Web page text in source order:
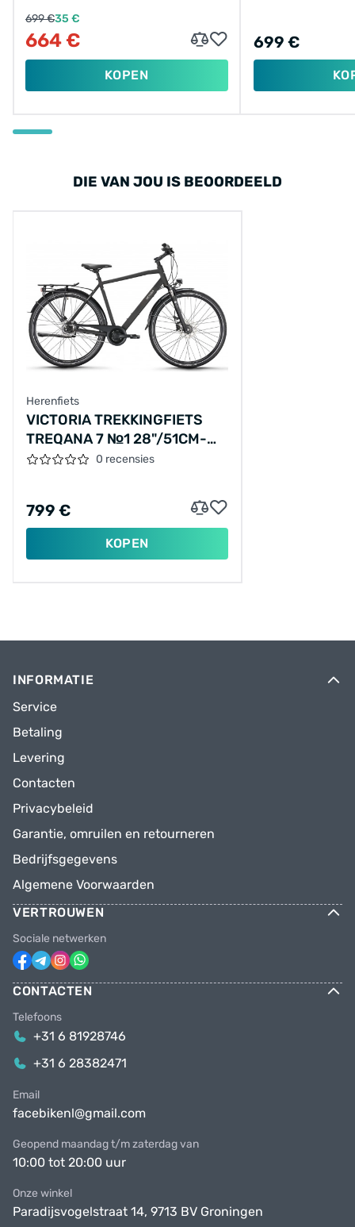
699 €35 €
664 €
KOPEN
699 €
DIE VAN JOU IS BEOORDEELD
Herenfiets
VICTORIA TREKKINGFIETS
TREQANA 7 №1 28"/51CM-
S/8/LEIGRIJS0 recensies
799 €
KOPEN
INFORMATIE
Service
Betaling
Levering
Contacten
Privacybeleid
Garantie, omruilen en retourneren
Bedrijfsgegevens
Algemene Voorwaarden
VERTROUWEN
Sociale netwerken
CONTACTEN
Telefoons
+31 6 81928746
+31 6 28382471
Email
facebikenl@gmail.com
Geopend maandag t/m zaterdag van
10:00 tot 20:00 uur
Onze winkel
Paradijsvogelstraat 14, 9713 BV Groningen